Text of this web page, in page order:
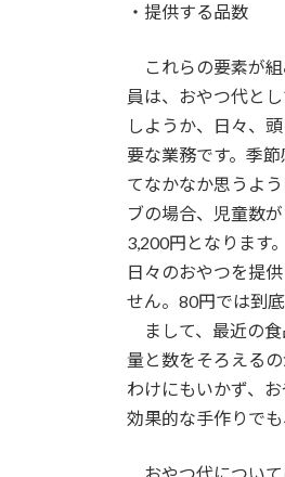
・提供する品数
これらの要素が組
員は、おやつ代と
しようか、日々、
要な業務です。季
てなかなか思うよ
ブの場合、児童数
3,200円となります
日々のおやつを提
せん。80円では到
まして、最近の食
量と数をそろえる
わけにもいかず、
効果的な手作りで